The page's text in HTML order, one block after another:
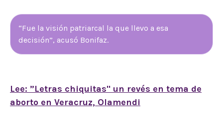
“Fue la visión patriarcal la que llevo a esa
decisión”, acusó Bonifaz.
Lee: ”Letras chiquitas" un revés en tema de
aborto en Veracruz, Olamendi